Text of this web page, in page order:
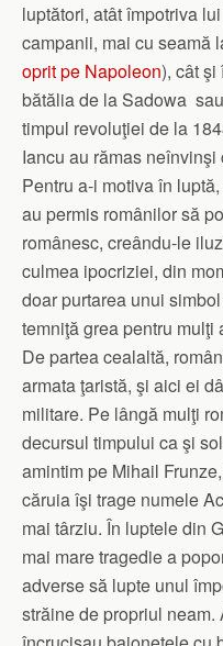
luptători, atât împotriva
campanii, mai cu seamă
oprit pe Napoleon), cât şi
bătălia de la Sadowa
timpul revoluţiei de la
Iancu au rămas
Pentru a-i motiva în
au permis românilor să
românesc, creându-le
culmea ipocriziei, din
doar purtarea unui
temniţă grea pentru mulţi
De partea cealaltă,
armata ţaristă, şi aici ei
militare. Pe lângă mulţi
decursul timpului ca şi
amintim pe Mihail
căruia îşi trage numele
mai târziu. În luptele din
mai mare tragedie a
adverse să lupte unul
străine de propriul